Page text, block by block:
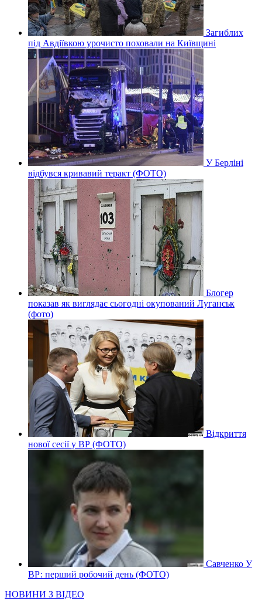
Загиблих
під Авдіївкою урочисто поховали на Київщині
У Берліні
відбувся кривавий теракт (ФОТО)
Блогер
показав як виглядає сьогодні окупований Луганськ
(фото)
Відкриття
нової сесії у ВР (ФОТО)
Савченко У
ВР: перший робочий день (ФОТО)
НОВИНИ З ВІДЕО